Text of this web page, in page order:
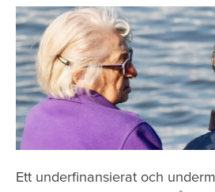
Ett underfinansierat och